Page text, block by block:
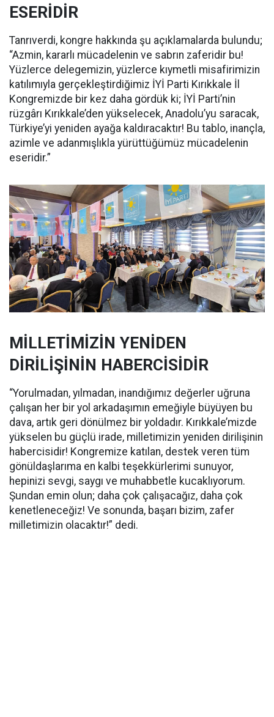
ESERİDİR
Tanrıverdi, kongre hakkında şu açıklamalarda bulundu;
“Azmin, kararlı mücadelenin ve sabrın zaferidir bu!
Yüzlerce delegemizin, yüzlerce kıymetli misafirimizin
katılımıyla gerçekleştirdiğimiz İYİ Parti Kırıkkale İl
Kongremizde bir kez daha gördük ki; İYİ Parti’nin
rüzgârı Kırıkkale’den yükselecek, Anadolu’yu saracak,
Türkiye’yi yeniden ayağa kaldıracaktır! Bu tablo, inançla,
azimle ve adanmışlıkla yürüttüğümüz mücadelenin
eseridir.”
MİLLETİMİZİN YENİDEN
DİRİLİŞİNİN HABERCİSİDİR
“Yorulmadan, yılmadan, inandığımız değerler uğruna
çalışan her bir yol arkadaşımın emeğiyle büyüyen bu
dava, artık geri dönülmez bir yoldadır. Kırıkkale’mizde
yükselen bu güçlü irade, milletimizin yeniden dirilişinin
habercisidir! Kongremize katılan, destek veren tüm
gönüldaşlarıma en kalbi teşekkürlerimi sunuyor,
hepinizi sevgi, saygı ve muhabbetle kucaklıyorum.
Şundan emin olun; daha çok çalışacağız, daha çok
kenetleneceğiz! Ve sonunda, başarı bizim, zafer
milletimizin olacaktır!” dedi.